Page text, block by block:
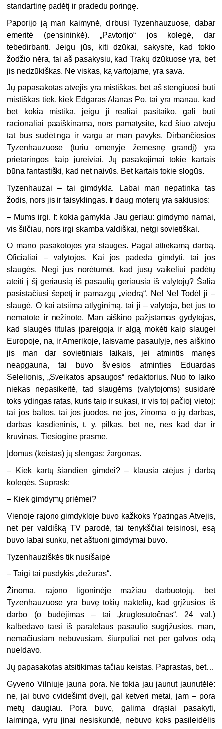
standartinę padėtį ir pradedu poringę.
Paporijo ją man kaimynė, dirbusi Tyzenhauzuose, dabar
emeritė (pensininkė). „Pavtorijo“ jos kolegė, dar
tebedirbanti. Jeigu jūs, kiti dzūkai, sakysite, kad tokio
žodžio nėra, tai aš pasakysiu, kad Trakų dzūkuose yra, bet
jis nedzūkiškas. Ne viskas, ką vartojame, yra sava.
Jų papasakotas atvejis yra mistiškas, bet aš stengiuosi būti
mistiškas tiek, kiek Edgaras Alanas Po, tai yra manau, kad
bet kokia mistika, jeigu ji realiai pasitaiko, gali būti
racionaliai paaiškinama, nors pamatysite, kad šiuo atveju
tat bus sudėtinga ir vargu ar man pavyks. Dirbančiosios
Tyzenhauzuose (turiu omenyje žemesnę grandį) yra
prietaringos kaip jūreiviai. Jų pasakojimai tokie kartais
būna fantastiški, kad net naivūs. Bet kartais tokie slogūs.
Tyzenhauzai – tai gimdykla. Labai man nepatinka tas
žodis, nors jis ir taisyklingas. Ir daug moterų yra sakiusios:
– Mums irgi. It kokia gamykla. Jau geriau: gimdymo namai,
vis šilčiau, nors irgi skamba valdiškai, netgi sovietiškai.
O mano pasakotojos yra slaugės. Pagal atliekamą darbą.
Oficialiai – valytojos. Kai jos padeda gimdyti, tai jos
slaugės. Negi jūs norėtumėt, kad jūsų vaikeliui padėtų
ateiti į šį geriausią iš pasaulių geriausia iš valytojų? Šalia
pasistačiusi šepetį ir pamazgų „viedrą“. Ne! Ne! Todėl ji –
slaugė. O kai atsiima atlyginimą, tai ji – valytoja, bet jūs to
nematote ir nežinote. Man aiškino pažįstamas gydytojas,
kad slaugės titulas įpareigoja ir algą mokėti kaip slaugei
Europoje, na, ir Amerikoje, laisvame pasaulyje, nes aiškino
jis man dar sovietiniais laikais, jei atmintis manęs
neapgauna, tai buvo šviesios atminties Eduardas
Selelionis, „Sveikatos apsaugos“ redaktorius. Nuo to laiko
niekas nepasikeitė, tad slaugėms (valytojoms) susidarė
toks ydingas ratas, kuris taip ir sukasi, ir vis toj pačioj vietoj:
tai jos baltos, tai jos juodos, ne jos, žinoma, o jų darbas,
darbas kasdieninis, t. y. pilkas, bet ne, nes kad dar ir
kruvinas. Tiesiogine prasme.
Įdomus (keistas) jų slengas: žargonas.
– Kiek kartų šiandien gimdei? – klausia atėjus į darbą
kolegės. Suprask:
– Kiek gimdymų priėmei?
Vienoje rajono gimdykloje buvo kažkoks Ypatingas Atvejis,
net per valdišką TV parodė, tai tenykščiai teisinosi, esą
buvo labai sunku, net aštuoni gimdymai buvo.
Tyzenhauziškės tik nusišaipė:
– Taigi tai pusdykis „dežuras“.
Žinoma, rajono ligoninėje mažiau darbuotojų, bet
Tyzenhauzuose yra buvę tokių naktelių, kad grįžusios iš
darbo (o budėjimas – tai „kruglosutočnas“, 24 val.)
kalbėdavo tarsi iš paralelaus pasaulio sugrįžusios, man,
nemačiusiam nebuvusiam, šiurpuliai net per galvos odą
nueidavo.
Jų papasakotas atsitikimas tačiau keistas. Paprastas, bet…
Gyveno Vilniuje jauna pora. Ne tokia jau jaunut jaunutėlė:
ne, jai buvo dvidešimt dveji, gal ketveri metai, jam – pora
metų daugiau. Pora buvo, galima drąsiai pasakyti,
laiminga, vyru jinai nesiskundė, nebuvo koks pasileidėlis